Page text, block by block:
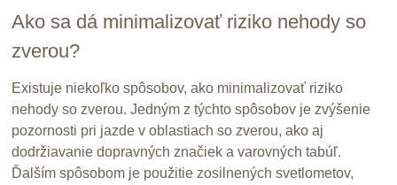
Ako sa dá minimalizovať riziko nehody so
zverou?
Existuje niekoľko spôsobov, ako minimalizovať riziko
nehody so zverou. Jedným z týchto spôsobov je zvýšenie
pozornosti pri jazde v oblastiach so zverou, ako aj
dodržiavanie dopravných značiek a varovných tabúľ.
Ďalším spôsobom je použitie zosilnených svetlometov,